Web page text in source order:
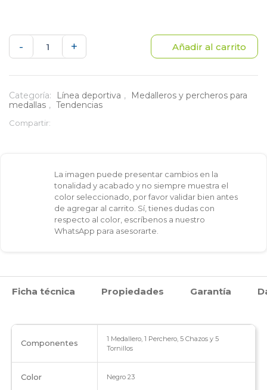
-
SET
PERCHEROS
PARA
ACCESORIOS
TRIATHLON
cantidad
+ Añadir al carrito
Categoría: Línea deportiva ,
Medalleros y percheros para
medallas , Tendencias
Compartir:
La imagen puede presentar cambios en la
tonalidad y acabado y no siempre muestra el
color seleccionado, por favor validar bien antes
de agregar al carrito. Sí, tienes dudas con
respecto al color, escríbenos a nuestro
WhatsApp para asesorarte.
Ficha técnica Propiedades Garantía
Componentes
1 Medallero, 1 Perchero, 5 Chazos y 5
Tornillos
Color Negro 23